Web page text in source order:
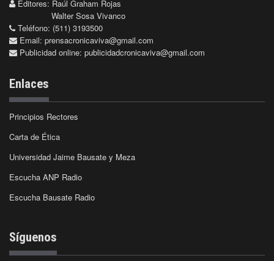
Editores: Raúl Graham Rojas
Walter Sosa Vivanco
Teléfono: (511) 3193500
Email: prensacronicaviva@gmail.com
Publicidad online: publicidadcronicaviva@gmail.com
Enlaces
Principios Rectores
Carta de Ética
Universidad Jaime Bausate y Meza
Escucha ANP Radio
Escucha Bausate Radio
Síguenos